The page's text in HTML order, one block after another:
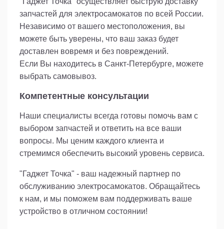
запчастей для электросамокатов по всей России.
Независимо от вашего местоположения, вы
можете быть уверены, что ваш заказ будет
доставлен вовремя и без повреждений.
Если Вы находитесь в Санкт-Петербурге, можете
выбрать самовывоз.
Компетентные консультации
Наши специалисты всегда готовы помочь вам с
выбором запчастей и ответить на все ваши
вопросы. Мы ценим каждого клиента и
стремимся обеспечить высокий уровень сервиса.
"Гаджет Точка" - ваш надежный партнер по
обслуживанию электросамокатов. Обращайтесь
к нам, и мы поможем вам поддерживать ваше
устройство в отличном состоянии!